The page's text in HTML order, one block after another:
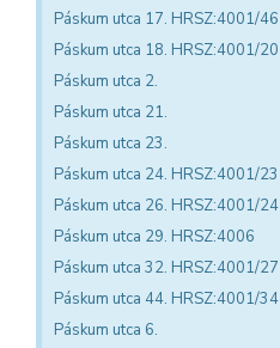
Páskum utca 17. HRSZ:4001/46
Páskum utca 18. HRSZ:4001/20
Páskum utca 2.
Páskum utca 21.
Páskum utca 23.
Páskum utca 24. HRSZ:4001/23
Páskum utca 26. HRSZ:4001/24
Páskum utca 29. HRSZ:4006
Páskum utca 32. HRSZ:4001/27
Páskum utca 44. HRSZ:4001/34
Páskum utca 6.